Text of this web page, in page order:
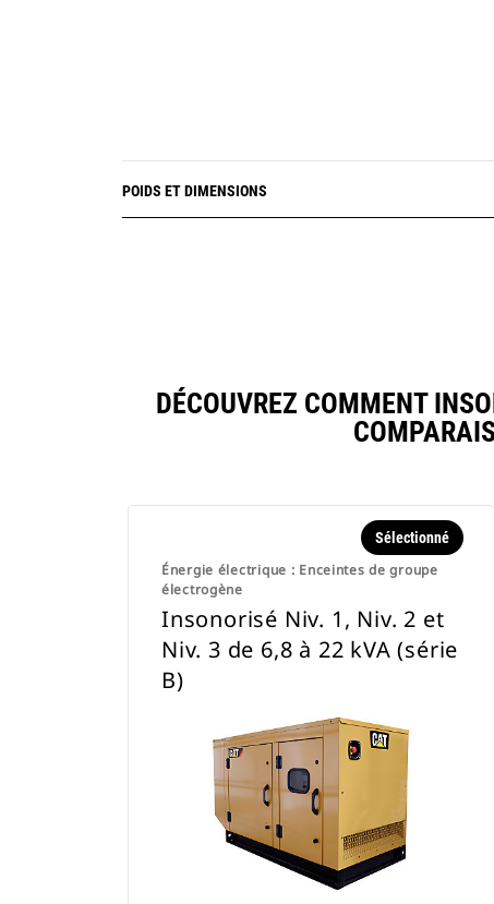
POIDS ET DIMENSIONS
DÉCOUVREZ COMMENT
Énergie électrique : Enceintes de groupe
électrogène
Sélectionné
Insonorisé Niv. 1, Niv. 2 et
Niv. 3 de 6,8 à 22 kVA (série
B)